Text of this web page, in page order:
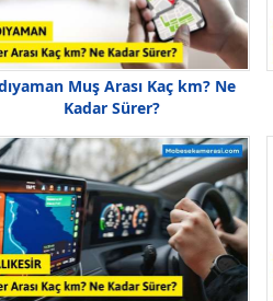
Muş Arası Kaç km? Ne
Kadar Sürer?